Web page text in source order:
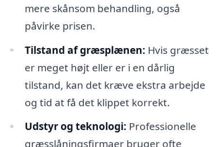
mere skånsom behandling, også
påvirke prisen.
Tilstand af græsplænen: Hvis græsset
er meget højt eller er i en dårlig
tilstand, kan det kræve ekstra arbejde
og tid at få det klippet korrekt.
Udstyr og teknologi: Professionelle
græsslåningsfirmaer bruger ofte